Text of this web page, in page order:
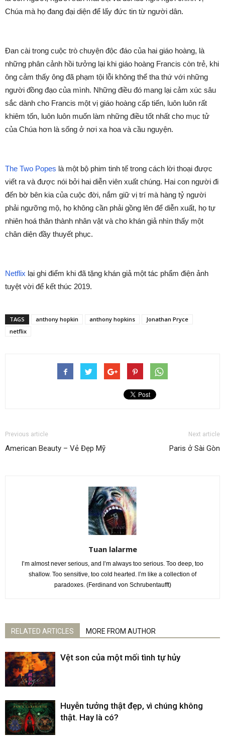
Chúa mà họ đang đại diện để lấy đức tin từ người dân.
Đan cài trong cuộc trò chuyện độc đáo của hai giáo hoàng, là
những phân cảnh hồi tưởng lại khi giáo hoàng Francis còn trẻ, khi
ông cảm thấy ông đã phạm tội lỗi không thể tha thứ với những
người đồng đạo của mình. Những điều đó mang lại cảm xúc sâu
sắc dành cho Francis một vị giáo hoàng cấp tiến, luôn luôn rất
khiêm tốn, luôn luôn muốn làm những điều tốt nhất cho mục tử
của Chúa hơn là sống ở nơi xa hoa và cầu nguyện.
The Two Popes là một bộ phim tinh tế trong cách lời thoại được
viết ra và được nói bởi hai diễn viên xuất chúng. Hai con người đi
đến bờ bên kia của cuộc đời, nắm giữ vị trí mà hàng tỷ người
phải ngưỡng mộ, họ không cần phải gồng lên để diễn xuất, họ tự
nhiên hoá thân thành nhân vật và cho khán giả nhìn thấy một
chân diện đầy thuyết phục.
Netflix lại ghi điểm khi đã tặng khán giả một tác phẩm điện ảnh
tuyệt vời để kết thúc 2019.
TAGS anthony hopkin anthony hopkins
Jonathan Pryce
netflix
Previous article
American Beauty – Vẻ Đẹp Mỹ
Next article
Paris ở Sài Gòn
Tuan lalarme
I’m almost never serious, and I’m always too serious. Too deep, too
shallow. Too sensitive, too cold hearted. I’m like a collection of
paradoxes. (Ferdinand von Schrubentaufft)
RELATED ARTICLES MORE FROM AUTHOR
Vệt son của một mối tình tự hủy
Huyễn tưởng thật đẹp, vì chúng không
thật. Hay là có?